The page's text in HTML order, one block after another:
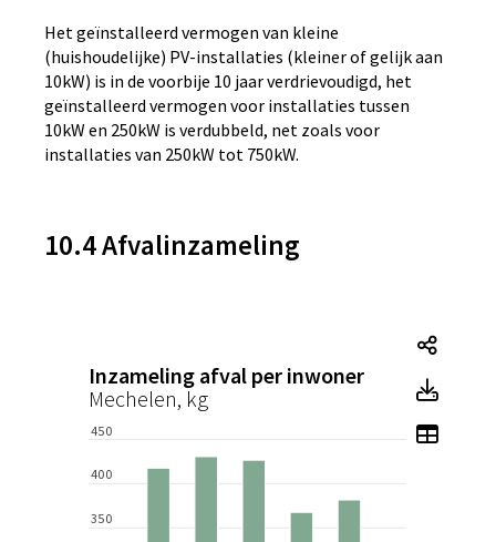
Het geïnstalleerd vermogen van kleine
(huishoudelijke) PV-installaties (kleiner of gelijk aan
10kW) is in de voorbije 10 jaar verdrievoudigd, het
geïnstalleerd vermogen voor installaties tussen
10kW en 250kW is verdubbeld, net zoals voor
installaties van 250kW tot 750kW.
10.4 Afvalinzameling
Inzameling afval per inwoner
Mechelen, kg
Toon